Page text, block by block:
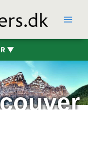
▼